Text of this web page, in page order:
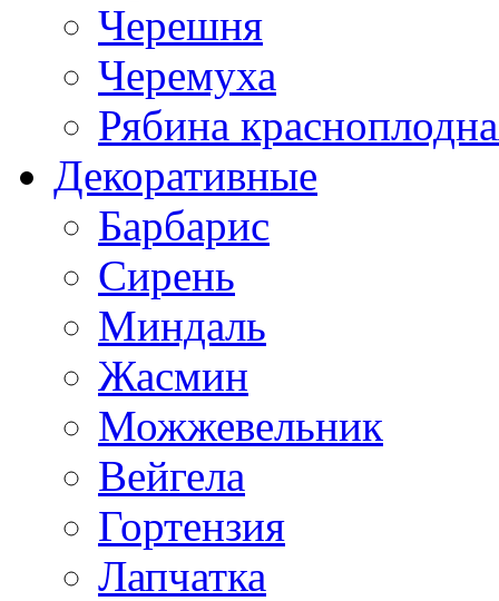
Черешня
Черемуха
Рябина
Декоративные
Барбарис
Сирень
Миндаль
Жасмин
Можжевельник
Вейгела
Гортензия
Лапчатка